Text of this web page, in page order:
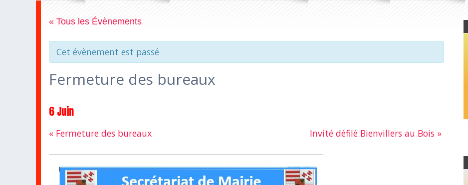
« Tous les Évènements
Cet évènement est passé
Fermeture des bureaux
6 Juin
Navigation
« Fermeture des bureaux Invité défilé Bienvillers au Bois »